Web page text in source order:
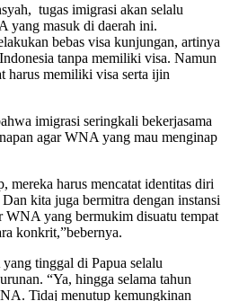
tugas imigrasi akan selalu
yang masuk di daerah ini.
bebas visa kunjungan, artinya
tanpa memiliki visa. Namun
harus memiliki visa serta ijin
imigrasi seringkali bekerjasama
agar WNA yang mau menginap
mereka harus mencatat identitas diri
kita juga bermitra dengan instansi
WNA yang bermukim disuatu tempat
konkrit,”bebernya.
tinggal di Papua selalu
“Ya, hingga selama tahun
Tidaj menutup kemungkinan